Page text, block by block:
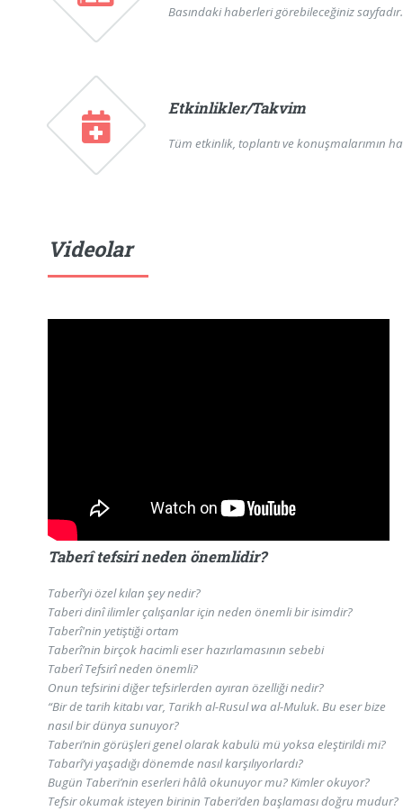
Basındaki haberleri görebileceğiniz
Etkinlikler/Takvim
Tüm etkinlik, toplantı ve konuşmalarımın
Videolar
Taberî tefsiri neden önemlidir?
Taberî’yi özel kılan şey nedir?
Taberi dinî ilimler çalışanlar için neden önemli bir isimdir?
Taberî'nin yetiştiği ortam
Taberî’nin birçok hacimli eser hazırlamasının sebebi
Taberî Tefsirî neden önemli?
Onun tefsirini diğer tefsirlerden ayıran özelliği nedir?
“Bir de tarih kitabı var, Tarikh al-Rusul wa al-Muluk. Bu eser bize
nasıl bir dünya sunuyor?
Taberi’nin görüşleri genel olarak kabulü mü yoksa eleştirildi mi?
Tabarî’yi yaşadığı dönemde nasıl karşılıyorlardı?
Bugün Taberi’nin eserleri hâlâ okunuyor mu? Kimler okuyor?
Tefsir okumak isteyen birinin Taberi’den başlaması doğru mudur?